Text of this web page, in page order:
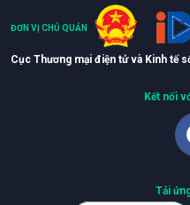
ĐƠN VỊ CHỦ QUẢN
Cục Thương mại điện tử và Kinh tế
Kết nối
Tải